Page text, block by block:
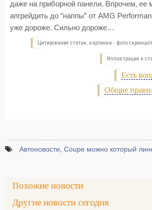
даже на приборной панели. Впрочем, ее
апгрейдить до “наппы” от AMG
уже дороже. Сильно дороже…
Цитирование статьи, картинки - фото
Иллюстрация к
Есть
Общие
Автоновости Coupe можно который
Похожие новости
Другие новости сегодня